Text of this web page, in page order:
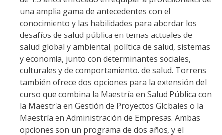
una amplia gama de antecedentes con el
conocimiento y las habilidades para abordar los
desafíos de salud pública en temas actuales de
salud global y ambiental, política de salud, sistemas
y economía, junto con determinantes sociales,
culturales y de comportamiento. de salud. Torrens
también ofrece dos opciones para la extensión del
curso que combina la Maestría en Salud Pública con
la Maestría en Gestión de Proyectos Globales o la
Maestría en Administración de Empresas. Ambas
opciones son un programa de dos años, y el